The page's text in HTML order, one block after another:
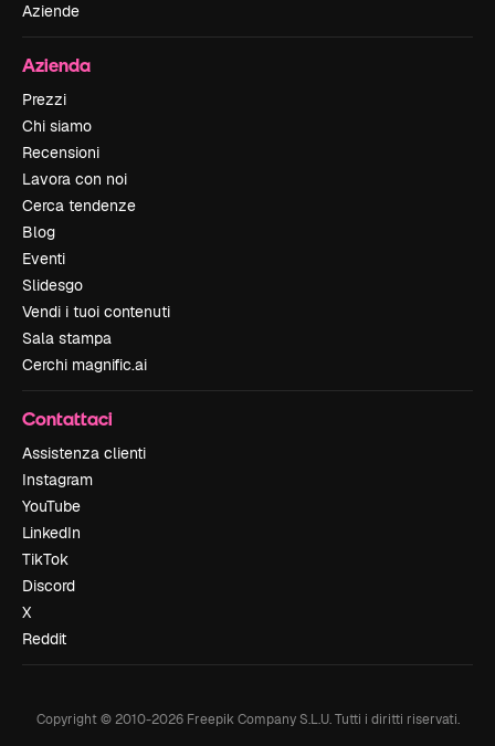
Aziende
Azienda
Prezzi
Chi siamo
Recensioni
Lavora con noi
Cerca tendenze
Blog
Eventi
Slidesgo
Vendi i tuoi contenuti
Sala stampa
Cerchi magnific.ai
Contattaci
Assistenza clienti
Instagram
YouTube
LinkedIn
TikTok
Discord
X
Reddit
Copyright © 2010-2026Freepik Company S.L.U. Tutti i diritti riservati.